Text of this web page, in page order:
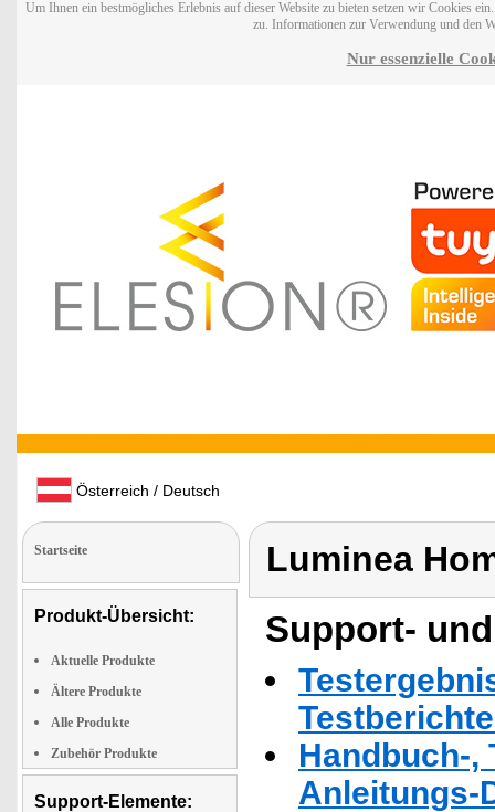
Um Ihnen ein bestmögliches Erlebnis auf dieser Website zu bieten setzen wir Cookies
zu. Informationen zur Verwendung und den
Nur essenzielle
Österreich / Deutsch
Startseite
Produkt-Übersicht:
Aktuelle Produkte
Ältere Produkte
Alle Produkte
Zubehör Produkte
Support-Elemente:
Luminea
Support-
Handbuch-,
Anleitungs-